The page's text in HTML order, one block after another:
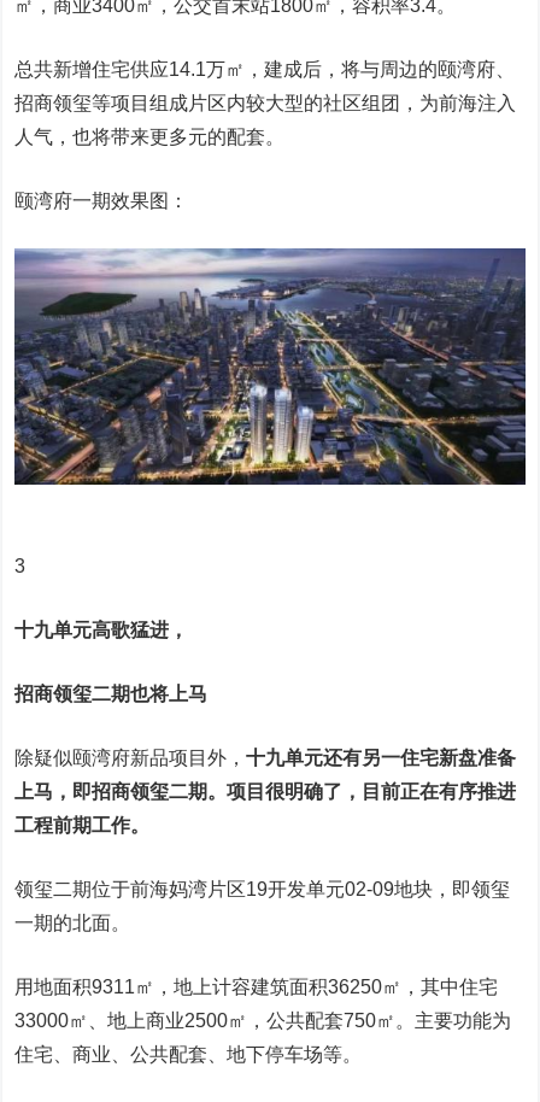
㎡，商业3400㎡，公交首末站1800㎡，容积率3.4。
总共新增住宅供应14.1万㎡，建成后，将与周边的颐湾府、
招商领玺等项目组成片区内较大型的社区组团，为前海注入
人气，也将带来更多元的配套。
颐湾府一期效果图：
3
十九单元高歌猛进，
招商领玺二期也将上马
除疑似颐湾府新品项目外，十九单元还有另一住宅新盘准备
上马，即招商领玺二期。项目很明确了，目前正在有序推进
工程前期工作。
领玺二期位于前海妈湾片区19开发单元02-09地块，即领玺
一期的北面。
用地面积9311㎡，地上计容建筑面积36250㎡，其中住宅
33000㎡、地上商业2500㎡，公共配套750㎡。主要功能为
住宅、商业、公共配套、地下停车场等。